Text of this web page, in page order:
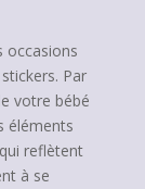
occasions
Par
votre bébé
éléments
reflètent
à se